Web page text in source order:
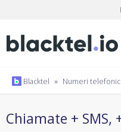
Blacktel » Numeri
Chiamate + SMS,